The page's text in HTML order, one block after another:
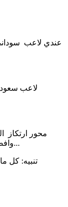
وافضل في بطولة الغرافة مميزات قائد فريق تسديد...
تنبيه: كل ما